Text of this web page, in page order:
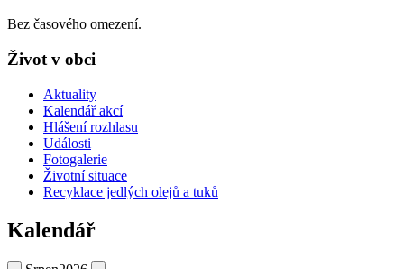
Bez časového omezení.
Život v obci
Aktuality
Kalendář akcí
Hlášení rozhlasu
Události
Fotogalerie
Životní situace
Recyklace jedlých olejů a tuků
Kalendář